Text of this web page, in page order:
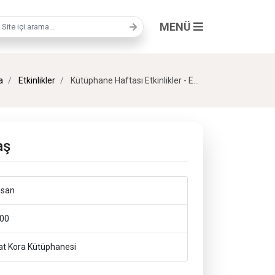
terimi MENÜ
Etkinlikler Kütüphane Haftası Etkinlikler - En İyi Arkadaş
Kora Kütüphanesi